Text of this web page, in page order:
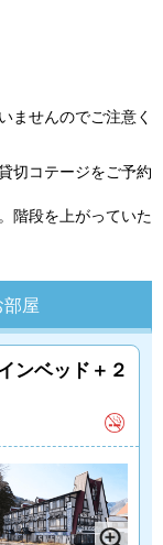
ませんのでご注意く
切コテージをご予約
階段を上がっていた
屋
ンベッド＋２